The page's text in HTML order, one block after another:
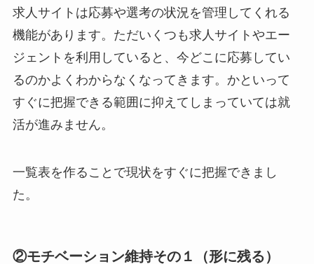
求人サイトは応募や選考の状況を管理してくれる
機能があります。ただいくつも求人サイトやエー
ジェントを利用していると、今どこに応募してい
るのかよくわからなくなってきます。かといって
すぐに把握できる範囲に抑えてしまっていては就
活が進みません。
一覧表を作ることで現状をすぐに把握できまし
た。
②モチベーション維持その１（形に残る）